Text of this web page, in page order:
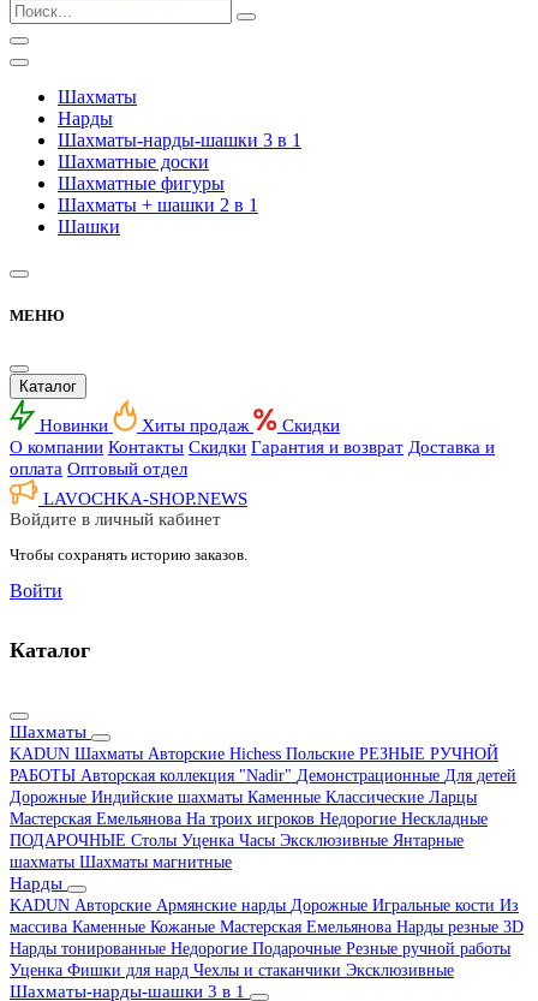
Шахматы
Нарды
Шахматы-нарды-шашки 3 в 1
Шахматные доски
Шахматные фигуры
Шахматы + шашки 2 в 1
Шашки
МЕНЮ
Каталог
Новинки Хиты продаж
Скидки
О компании Контакты Скидки Гарантия и возврат Доставка и
оплата Оптовый отдел
LAVOCHKA-SHOP.NEWS
Войдите в личный кабинет
Чтобы сохранять историю заказов.
Войти
Каталог
Шахматы
KADUN Шахматы Авторские Hichess Польские РЕЗНЫЕ РУЧНОЙ
РАБОТЫ Авторская коллекция "Nadir" Демонстрационные Для детей
Дорожные Индийские шахматы Каменные Классические Ларцы
Мастерская Емельянова На троих игроков Недорогие Нескладные
ПОДАРОЧНЫЕ Столы Уценка Часы Эксклюзивные Янтарные
шахматы Шахматы магнитные
Нарды
KADUN Авторские Армянские нарды Дорожные Игральные кости Из
массива Каменные Кожаные Мастерская Емельянова Нарды резные 3D
Нарды тонированные Недорогие Подарочные Резные ручной работы
Уценка Фишки для нард Чехлы и стаканчики Эксклюзивные
Шахматы-нарды-шашки 3 в 1